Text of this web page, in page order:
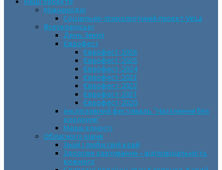
Міжнародні
Соціально-психологічний проєкт VeLa
Всеукраїнські
День Землі
Єврофест
Єврофест-2026
Єврофест-2025
Єврофест-2024
Єврофест-2023
Єврофест-2022
Єврофест-2021
Єврофест-2020
Інклюзивний фестиваль “Натхнення без
кордонів”
Марш єдності
Обласного рівня
Знай і люби свій край
Здорове харчування – відповідальність
кожного